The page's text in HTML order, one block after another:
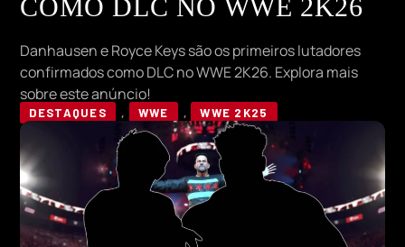
COMO DLC NO WWE 2K26
Danhausen e Royce Keys são os primeiros lutadores
confirmados como DLC no WWE 2K26. Explora mais
sobre este anúncio!
DESTAQUES , WWE , WWE 2K25